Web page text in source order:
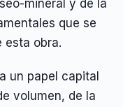
mineral y de la
que se
esta obra.
un papel capital
volumen, de la